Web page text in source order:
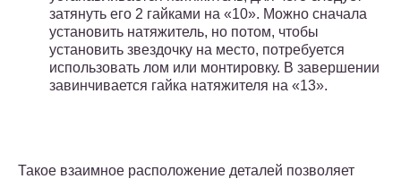
затянуть его 2 гайками на «10». Можно сначала
установить натяжитель, но потом, чтобы
установить звездочку на место, потребуется
использовать лом или монтировку. В завершении
завинчивается гайка натяжителя на «13».
Такое взаимное расположение деталей позволяет